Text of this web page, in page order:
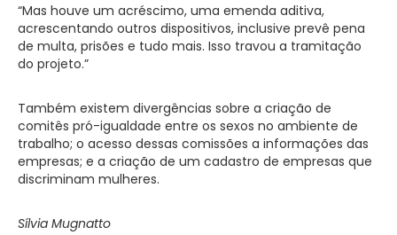
“Mas houve um acréscimo, uma emenda aditiva,
acrescentando outros dispositivos, inclusive prevê pena
de multa, prisões e tudo mais. Isso travou a tramitação
do projeto.”
Também existem divergências sobre a criação de
comitês pró-igualdade entre os sexos no ambiente de
trabalho; o acesso dessas comissões a informações das
empresas; e a criação de um cadastro de empresas que
discriminam mulheres.
Sílvia Mugnatto